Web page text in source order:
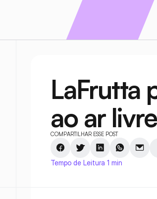
LaFrutta
ao ar
COMPARTILHAR ESSE POST
Tempo de Leitura 1 min